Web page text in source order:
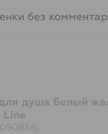
без
для душа Белый
Line